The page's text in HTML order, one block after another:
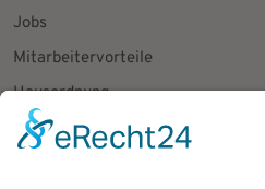
Jobs
Mitarbeitervorteile
Hausordnung
Fundsachen